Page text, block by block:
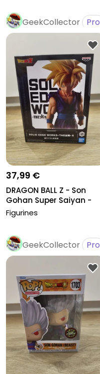
GeekCollector Pro
37,99 €
DRAGON BALL Z - Son
Gohan Super Saiyan -
Fig. Soli...
Figurines
GeekCollector Pro